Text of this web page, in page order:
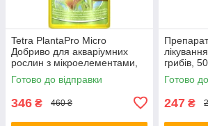
Tetra PlantaPro Micro
Добриво для акваріумних
рослин з мікроелементами,
250 мл на 2000 л,
297401/240544
Готово до відправки
346 ₴ 460 ₴
грибів,
Готово
247 ₴